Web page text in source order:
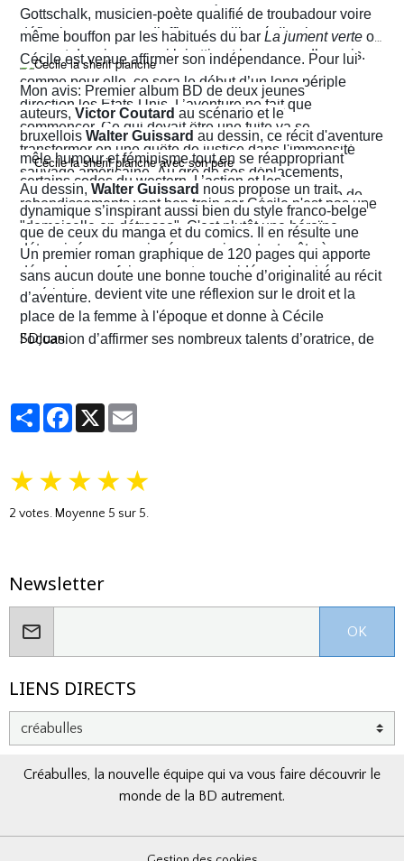
aux conventions sociales de l'époque, elle ne cesse de
défier les normes et d’affirmer sa liberté d’action en
prenant des risques qui lui attirent beaucoup d’ennuis.
Gottschalk, musicien-poète qualifié de troubadour voire
même bouffon par les habitués du bar La jument verte où
Cécile est venue affirmer son indépendance. Pour lui
comme pour elle, ce sera le début d’un long périple
direction les États-Unis. L’aventure ne fait que
commencer. Ce qui devait être une fuite va se
transformer en une quête de justice dans l'immensité
sauvage américaine. Au gré de ses déplacements,
Cécile finira contre toute attente par troquer la robe de
juriste contre l'étoile de shérif…
Mon avis: Premier album BD de deux jeunes
auteurs, Victor Coutard au scénario et le
bruxellois Walter Guissard au dessin, ce récit d'aventure
mêle humour et féminisme tout en se réappropriant
certains codes du western. L’action et les
rebondissements vont bon train car Cécile n'est pas une
"demoiselle en détresse". C'est plutôt une héroïne
déterminée, un peu ingénue mais surtout prête à en
découdre pour faire respecter ses idéaux. La virée
américaine devient vite une réflexion sur le droit et la
place de la femme à l'époque et donne à Cécile
l’occasion d’affirmer ses nombreux talents d’oratrice, de
Au dessin, Walter Guissard nous propose un trait
dynamique s’inspirant aussi bien du style franco-belge
que de ceux du manga et du comics. Il en résulte une
narration visuelle hyper dynamique privilégiant le
mouvement et l'énergie, c'est le moins que l'on puisse
dire.
Un premier roman graphique de 120 pages qui apporte
sans aucun doute une bonne touche d’originalité au récit
d’aventure.
SDJuan
PartagerFacebook
X
★ ★ ★ ★ ★
2 votes. Moyenne 5 sur 5.
Newsletter
OK
LIENS DIRECTS
Créabulles, la nouvelle équipe qui va vous faire découvrir le
monde de la BD autrement.